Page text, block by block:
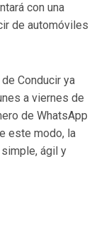
con una
de automóviles
Conducir ya
a viernes de
de WhatsApp
este modo, la
ágil y